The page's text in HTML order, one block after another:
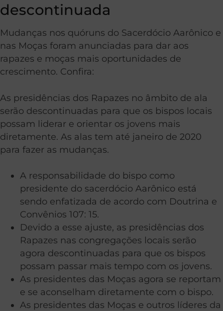
descontinuada
Mudanças nos quóruns do Sacerdócio Aarônico e
nas Moças foram anunciadas para dar aos
rapazes e moças mais oportunidades de
crescimento. Confira:
As presidências dos Rapazes no âmbito de ala
serão descontinuadas para que os bispos locais
possam liderar e orientar os jovens mais
diretamente. As alas tem até janeiro de 2020
para fazer as mudanças.
A responsabilidade do bispo como
presidente do sacerdócio Aarônico está
sendo enfatizada de acordo com Doutrina e
Convênios 107: 15.
Devido a esse ajuste, as presidências dos
Rapazes nas congregações locais serão
agora descontinuadas para que os bispos
possam passar mais tempo com os jovens.
As presidentes das Moças agora se reportam
e se aconselham diretamente com o bispo.
As presidentes das Moças e outros líderes da